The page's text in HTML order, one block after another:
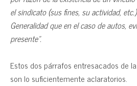
el sindicato (sus fines, su actividad,
Generalidad que en el caso de autos,
presente”.
Estos dos párrafos entresacados de
son lo suficientemente aclaratorios.